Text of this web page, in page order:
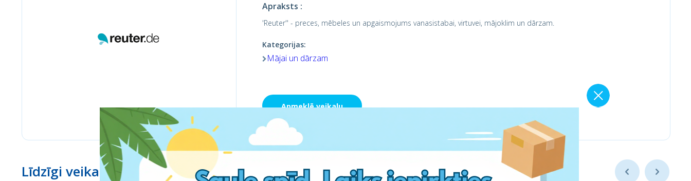
Apraksts :
'Reuter'' - preces, mēbeles un apgaismojums vanasistabai, virtuvei, mājoklim un dārzam.
Kategorijas:
Mājai un dārzam
Apmeklē veikalu
Līdzīgi veikali